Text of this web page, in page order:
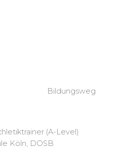
Bildungsweg
(A-Level)
Köln, DOSB